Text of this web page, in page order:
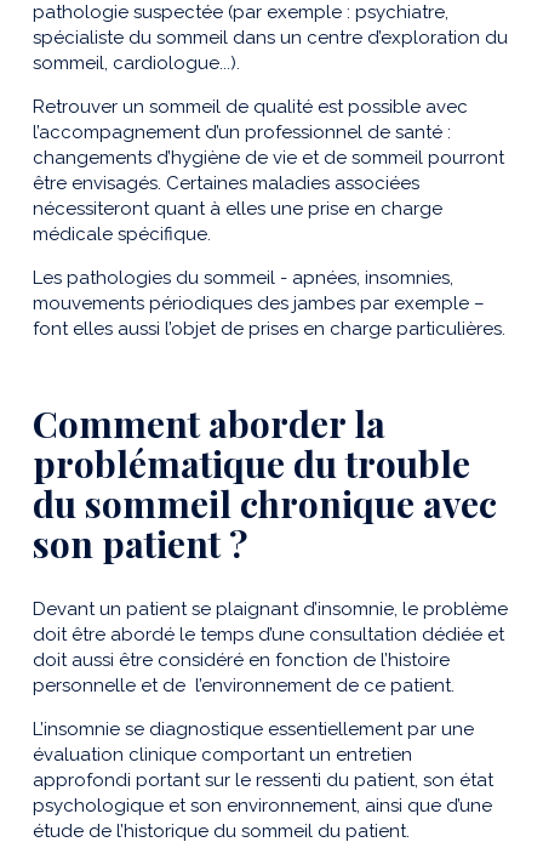
pathologie suspectée (par exemple : psychiatre,
spécialiste du sommeil dans un centre d’exploration du
sommeil, cardiologue...).
Retrouver un sommeil de qualité est possible avec
l’accompagnement d’un professionnel de santé :
changements d’hygiène de vie et de sommeil pourront
être envisagés. Certaines maladies associées
nécessiteront quant à elles une prise en charge
médicale spécifique.
Les pathologies du sommeil - apnées, insomnies,
mouvements périodiques des jambes par exemple –
font elles aussi l’objet de prises en charge particulières.
Comment aborder la
problématique du trouble
du sommeil chronique avec
son patient ?
Devant un patient se plaignant d’insomnie, le problème
doit être abordé le temps d’une consultation dédiée et
doit aussi être considéré en fonction de l’histoire
personnelle et de l’environnement de ce patient.
L’insomnie se diagnostique essentiellement par une
évaluation clinique comportant un entretien
approfondi portant sur le ressenti du patient, son état
psychologique et son environnement, ainsi que d’une
étude de l’historique du sommeil du patient.